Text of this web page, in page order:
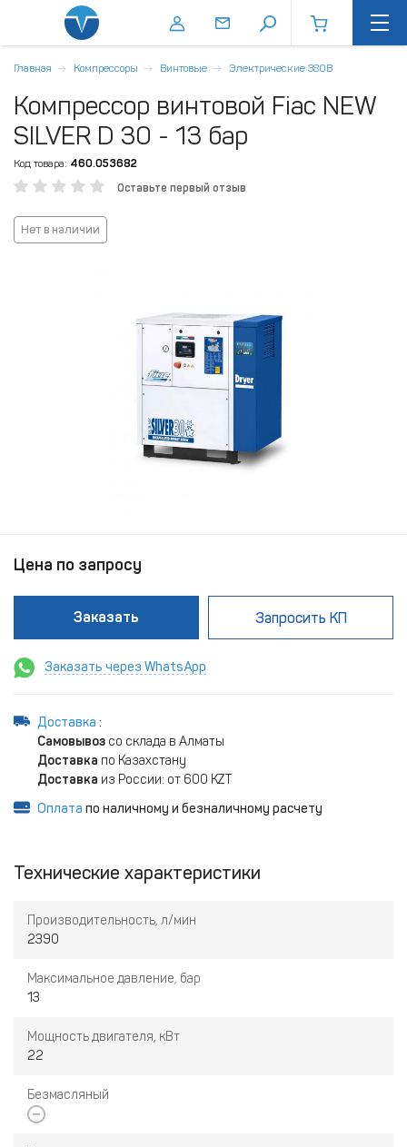
Главная Компрессоры Винтовые Электрические 380В
Компрессор винтовой Fiac NEW
SILVER D 30 - 13 бар
Код товара: 460.053682
Оставьте первый отзыв
Нет в наличии
Цена по запросу
Заказать Запросить КП
Заказать через WhatsApp
Доставка :
Самовывоз со склада в Алматы
Доставка по Казахстану
Доставка из России: от 600 KZT
Оплата по наличному и безналичному расчету
Технические характеристики
Производительность, л/мин
2390
Максимальное давление, бар
13
Мощность двигателя, кВт
22
Безмасляный